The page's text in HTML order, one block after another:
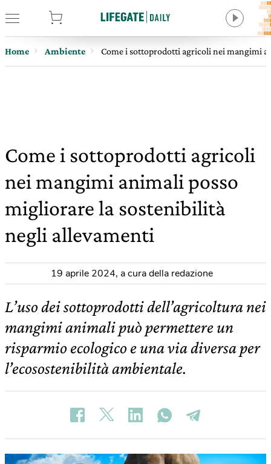
Home Ambiente Come i sottoprodotti agricoli nei mangimi
Come i sottoprodotti agricoli
nei mangimi animali posso
migliorare la sostenibilità
negli allevamenti
19 aprile 2024, a cura della redazione
L’uso dei sottoprodotti dell’agricoltura nei
mangimi animali può permettere un
risparmio ecologico e una via diversa per
l’ecosostenibilità ambientale.